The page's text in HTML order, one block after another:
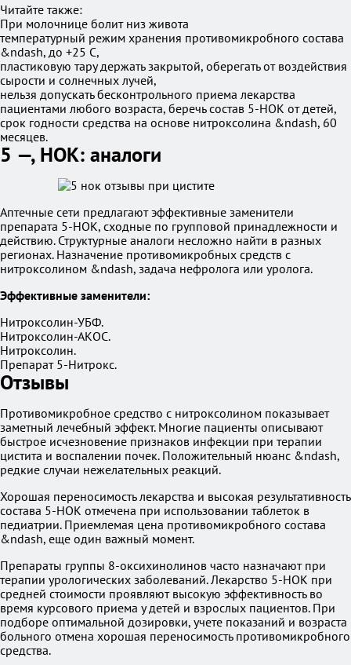
Читайте также:
При молочнице болит низ живота
температурный режим хранения противомикробного состава
&ndash, до +25 С,
пластиковую тару держать закрытой, оберегать от воздействия
сырости и солнечных лучей,
нельзя допускать бесконтрольного приема лекарства
пациентами любого возраста, беречь состав 5-НОК от детей,
срок годности средства на основе нитроксолина &ndash, 60
месяцев.
5 —, НОК: аналоги
Аптечные сети предлагают эффективные заменители
препарата 5-НОК, сходные по групповой принадлежности и
действию. Структурные аналоги несложно найти в разных
регионах. Назначение противомикробных средств с
нитроксолином &ndash, задача нефролога или уролога.
Эффективные заменители:
Нитроксолин-УБФ.
Нитроксолин-АКОС.
Нитроксолин.
Препарат 5-Нитрокс.
Отзывы
Противомикробное средство с нитроксолином показывает
заметный лечебный эффект. Многие пациенты описывают
быстрое исчезновение признаков инфекции при терапии
цистита и воспалении почек. Положительный нюанс &ndash,
редкие случаи нежелательных реакций.
Хорошая переносимость лекарства и высокая результативность
состава 5-НОК отмечена при использовании таблеток в
педиатрии. Приемлемая цена противомикробного состава
&ndash, еще один важный момент.
Препараты группы 8-оксихинолинов часто назначают при
терапии урологических заболеваний. Лекарство 5-НОК при
средней стоимости проявляют высокую эффективность во
время курсового приема у детей и взрослых пациентов. При
подборе оптимальной дозировки, учете показаний и возраста
больного отмена хорошая переносимость противомикробного
средства.